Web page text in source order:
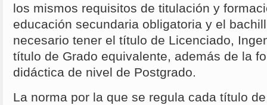
los mismos requisitos de titulación y
educación secundaria obligatoria y el
necesario tener el título de Licenciado,
título de Grado equivalente, además de la
didáctica de nivel de Postgrado.
La norma por la que se regula cada título